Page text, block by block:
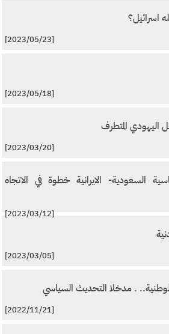
اسرائيل؟
[2023/05/23]
[2023/05/18]
اليهودي المتطرف
[2023/03/20]
السعودية- الايرانية خطوة في الاتجاه
[2023/03/12]
[2023/03/05]
الوطنية.. . مدخلا التحديث السياسي
[2022/11/21]